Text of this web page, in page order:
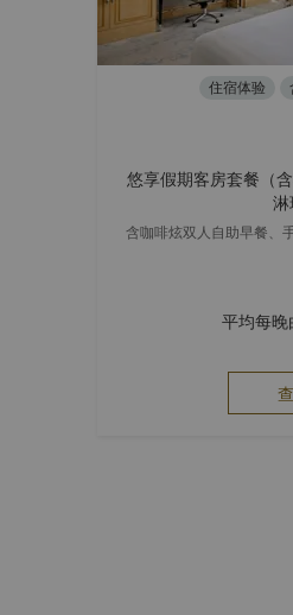
住宿体验
悠享假期客房套餐（
淋
含咖啡炫双人自助早餐、
平均每晚